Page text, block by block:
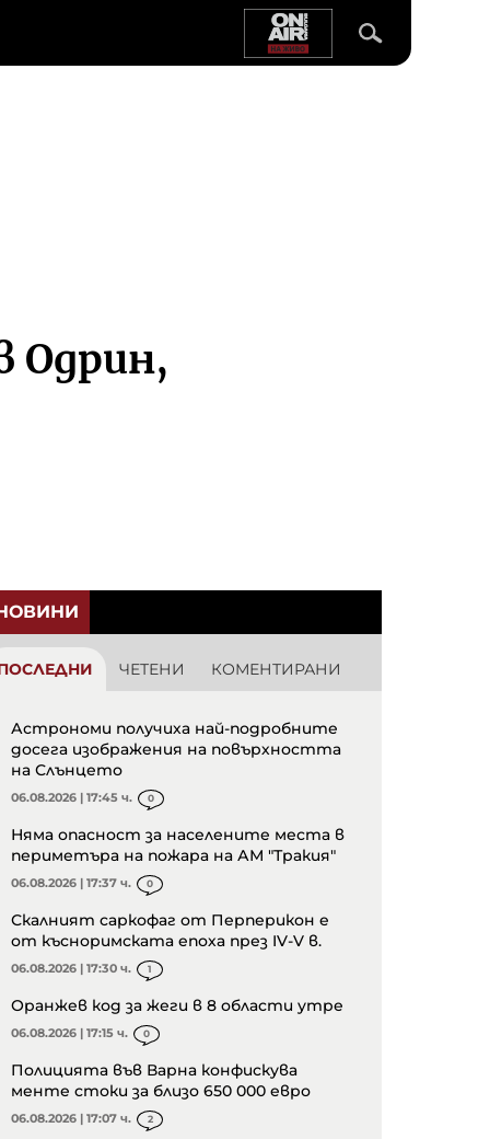
Одрин,
ЧЕТЕНИ КОМЕНТИРАНИ
Астрономи получиха най-подробните
досега изображения на повърхността
на Слънцето
06.08.2026 | 17:45 ч. 0
Няма опасност за населените места в
периметъра на пожара на АМ "Тракия"
06.08.2026 | 17:37 ч. 0
Скалният саркофаг от Перперикон е
от късноримската епоха през IV-V в.
06.08.2026 | 17:30 ч. 1
Оранжев код за жеги в 8 области утре
06.08.2026 | 17:15 ч. 0
Полицията във Варна конфискува
менте стоки за близо 650 000 евро
06.08.2026 | 17:07 ч. 2